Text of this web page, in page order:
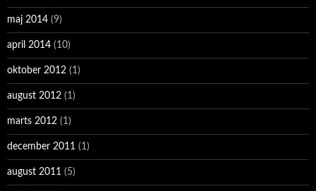
maj 2014 (9)
april 2014 (10)
oktober 2012 (1)
august 2012 (1)
marts 2012 (1)
december 2011 (1)
august 2011 (5)